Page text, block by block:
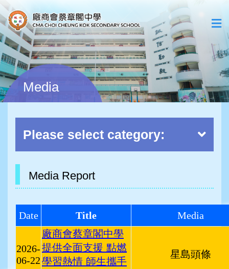
Media
Please select category:
Media Report
Date Title Media
2026-
06-22
廠商會蔡章閣中學
提供全面支援 點燃
學習熱情 師生攜手
星島頭條